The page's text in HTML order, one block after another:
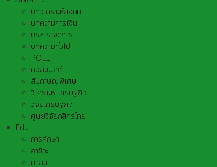
บทวิเคราะห์สังคม
บทความการเงิน
บริหาร-จัดการ
บทความทั่วไป
POLL
คอลัมนิสต์
สัมภาษณ์พิเศษ
วิเคราะห์-เศรษฐกิจ
วิจัยเศรษฐกิจ
ศูนย์วิจัยกสิกรไทย
Edu
การศึกษา
อาชีวะ
ศาสนา